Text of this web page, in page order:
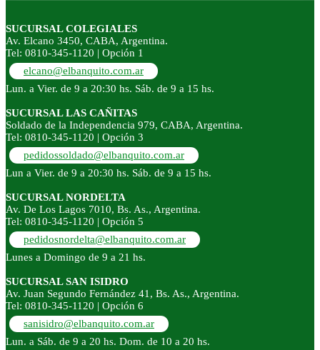
SUCURSAL COLEGIALES
Av. Elcano 3450, CABA, Argentina.
Tel: 0810-345-1120 | Opción 1
elcano@elbanquito.com.ar
Lun. a Vier. de 9 a 20:30 hs. Sáb. de 9 a 15 hs.
SUCURSAL LAS CAÑITAS
Soldado de la Independencia 979, CABA, Argentina.
Tel: 0810-345-1120 | Opción 3
pedidossoldado@elbanquito.com.ar
Lun a Vier. de 9 a 20:30 hs. Sáb. de 9 a 15 hs.
SUCURSAL NORDELTA
Av. De Los Lagos 7010, Bs. As., Argentina.
Tel: 0810-345-1120 | Opción 5
pedidosnordelta@elbanquito.com.ar
Lunes a Domingo de 9 a 21 hs.
SUCURSAL SAN ISIDRO
Av. Juan Segundo Fernández 41, Bs. As., Argentina.
Tel: 0810-345-1120 | Opción 6
sanisidro@elbanquito.com.ar
Lun. a Sáb. de 9 a 20 hs. Dom. de 10 a 20 hs.